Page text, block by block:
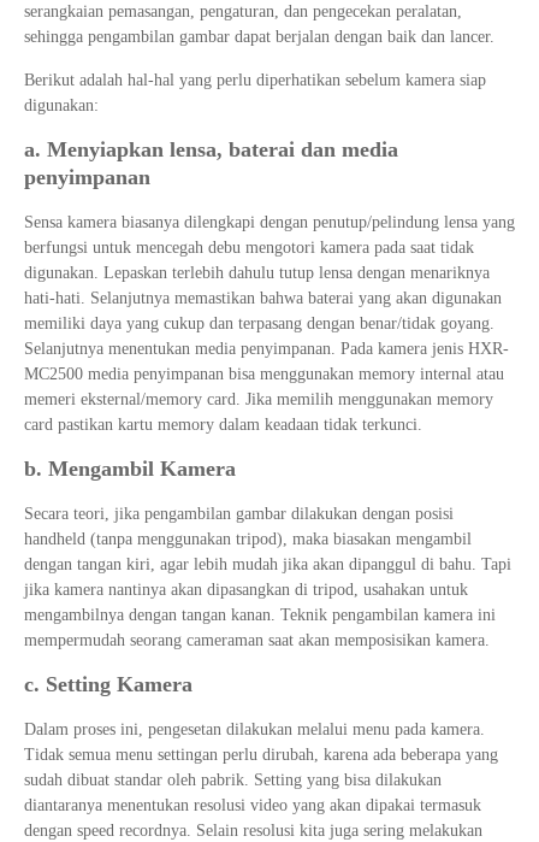
serangkaian pemasangan, pengaturan, dan pengecekan peralatan,
sehingga pengambilan gambar dapat berjalan dengan baik dan lancer.
Berikut adalah hal-hal yang perlu diperhatikan sebelum kamera siap
digunakan:
a. Menyiapkan lensa, baterai dan media
penyimpanan
Sensa kamera biasanya dilengkapi dengan penutup/pelindung lensa yang
berfungsi untuk mencegah debu mengotori kamera pada saat tidak
digunakan. Lepaskan terlebih dahulu tutup lensa dengan menariknya
hati-hati. Selanjutnya memastikan bahwa baterai yang akan digunakan
memiliki daya yang cukup dan terpasang dengan benar/tidak goyang.
Selanjutnya menentukan media penyimpanan. Pada kamera jenis HXR-
MC2500 media penyimpanan bisa menggunakan memory internal atau
memeri eksternal/memory card. Jika memilih menggunakan memory
card pastikan kartu memory dalam keadaan tidak terkunci.
b. Mengambil Kamera
Secara teori, jika pengambilan gambar dilakukan dengan posisi
handheld (tanpa menggunakan tripod), maka biasakan mengambil
dengan tangan kiri, agar lebih mudah jika akan dipanggul di bahu. Tapi
jika kamera nantinya akan dipasangkan di tripod, usahakan untuk
mengambilnya dengan tangan kanan. Teknik pengambilan kamera ini
mempermudah seorang cameraman saat akan memposisikan kamera.
c. Setting Kamera
Dalam proses ini, pengesetan dilakukan melalui menu pada kamera.
Tidak semua menu settingan perlu dirubah, karena ada beberapa yang
sudah dibuat standar oleh pabrik. Setting yang bisa dilakukan
diantaranya menentukan resolusi video yang akan dipakai termasuk
dengan speed recordnya. Selain resolusi kita juga sering melakukan